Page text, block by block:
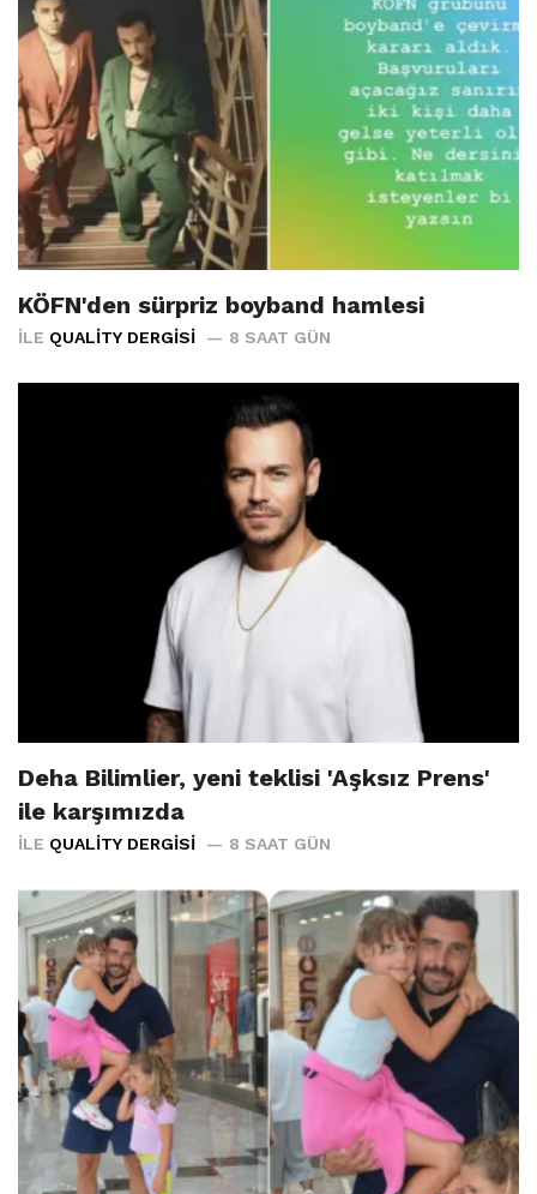
KÖFN'den sürpriz boyband hamlesi
İLE QUALITY DERGISI 8 SAAT GÜN
Deha Bilimlier, yeni teklisi 'Aşksız Prens'
ile karşımızda
İLE QUALITY DERGISI 8 SAAT GÜN